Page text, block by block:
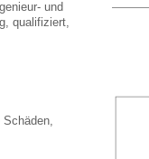
und
qualifiziert,